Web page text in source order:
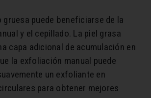
gruesa puede beneficiarse de la
y el cepillado. La piel grasa
capa adicional de acumulación en
la exfoliación manual puede
un exfoliante en
para obtener mejores